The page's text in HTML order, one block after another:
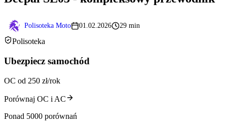
Polisoteka Moto 01.02.2026 29 min
Polisoteka
Ubezpiecz samochód
OC od 250 zł/rok
Porównaj OC i AC
Ponad 5000 porównań